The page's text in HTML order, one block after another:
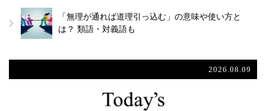
「無理が通れば道理引っ込む」の意味や使い方と
は？ 類語・対義語も
2026.08.09